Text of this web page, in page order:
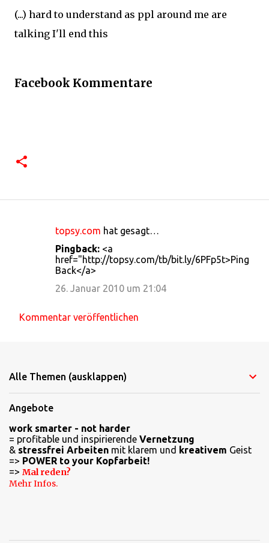
(...) hard to understand as ppl around me are
talking I'll end this
Facebook Kommentare
n
r
e
topsy.com hat gesagt…
Pingback: <a
href="http://topsy.com/tb/bit.ly/6PFp5t>Ping
Back</a>
26. Januar 2010 um 21:04
Kommentar veröffentlichen
Alle Themen (ausklappen)
Angebote
work smarter - not harder
= profitable und inspirierende Vernetzung
& stressfrei Arbeiten mit klarem und kreativem Geist
=> POWER to your Kopfarbeit!
=> Mal reden?
Mehr Infos.